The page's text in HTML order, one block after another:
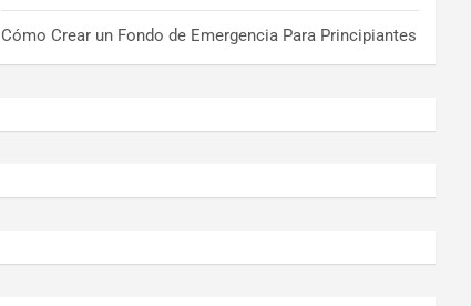
Cómo Crear un Fondo de Emergencia Para Principiantes